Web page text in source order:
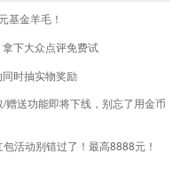
基金羊毛！
下大众点评免费试
时抽实物奖励
送功能即将下线，别忘了用金币
活动别错过了！最高8888元！